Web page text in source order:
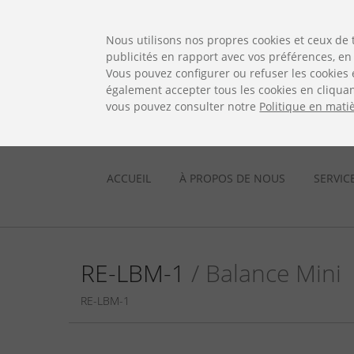
ACCUEIL À PROPOS DE NOUS
RE-LBM-1 / Balance Mini
RE-LBM-1
Nous utilisons nos propres cookies et ceux
publicités en rapport avec vos préférences,
Vous pouvez configurer ou refuser les
également accepter tous les cookies en
vous pouvez consulter notre Politique en